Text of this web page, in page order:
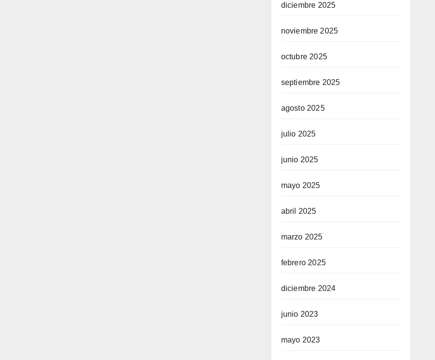
diciembre 2025
noviembre 2025
octubre 2025
septiembre 2025
agosto 2025
julio 2025
junio 2025
mayo 2025
abril 2025
marzo 2025
febrero 2025
diciembre 2024
junio 2023
mayo 2023